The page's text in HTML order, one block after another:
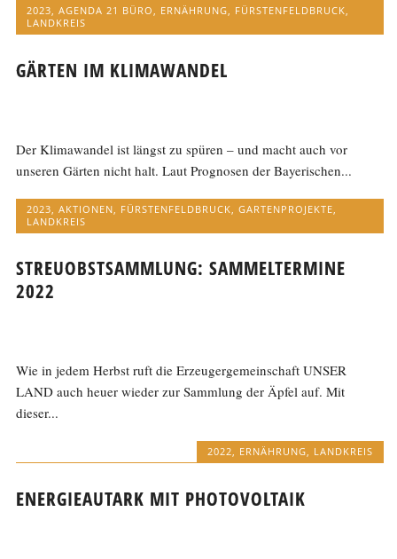
2023,AGENDA 21 BÜRO, ERNÄHRUNG, FÜRSTENFELDBRUCK,
LANDKREIS
GÄRTEN IM KLIMAWANDEL
Der Klimawandel ist längst zu spüren – und macht auch vor
unseren Gärten nicht halt. Laut Prognosen der Bayerischen...
2023 ,AKTIONEN FÜRSTENFELDBRUCK ,GARTENPROJEKTE
LANDKREIS
STREUOBSTSAMMLUNG: SAMMELTERMINE
2022
Wie in jedem Herbst ruft die Erzeugergemeinschaft UNSER
LAND auch heuer wieder zur Sammlung der Äpfel auf. Mit
dieser...
2022, ERNÄHRUNG, LANDKREIS
ENERGIEAUTARK MIT PHOTOVOLTAIK